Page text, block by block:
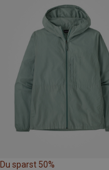
Du sparst 50%